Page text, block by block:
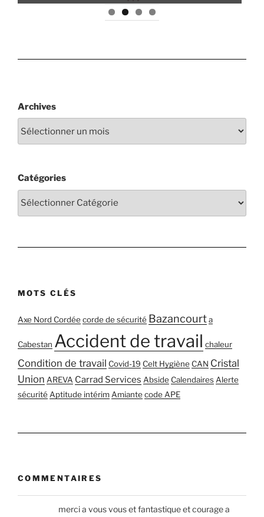
Archives
Catégories
MOTS CLÉS
Axe Nord Cordéecorde de sécurité Bazancourta
Cabestan Accident de travail chaleur
Condition de travail Covid-19 Celt Hygiène CAN Cristal
Union AREVA Carrad Services Abside CalendairesAlerte
sécuritéAptitude intérimAmiantecode APE
COMMENTAIRES
merci a vous vous et fantastique et courage a